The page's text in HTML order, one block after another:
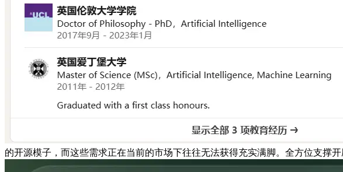
的开源模子，而这些需求正在当前的市场下往往无法获得充实满脚。全方位支撑开